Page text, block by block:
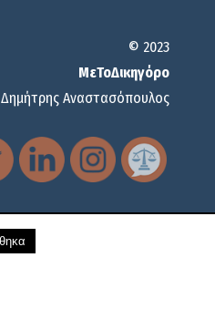
© 2023
ΜεΤοΔικηγόρο
Δημήτρης Αναστασόπουλος